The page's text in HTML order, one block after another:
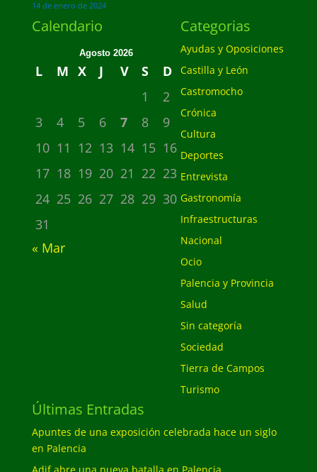
14 de enero de 2024
Calendario
Agosto 2026
L M X J V S
D
1
2
3
4 5 6 7 8
9
10 11 12 13 14 15 16
17 18 19 20 21 22 23
24 25 26 27 28 29 30
31
« Mar
Categorias
Ayudas y Oposiciones
Castilla y León
Castromocho
Crónica
Cultura
Deportes
Entrevista
Gastronomía
Infraestructuras
Nacional
Ocio
Palencia y Provincia
Salud
Sin categoría
Sociedad
Tierra de Campos
Turismo
Últimas Entradas
Apuntes de una exposición celebrada hace un siglo
en Palencia